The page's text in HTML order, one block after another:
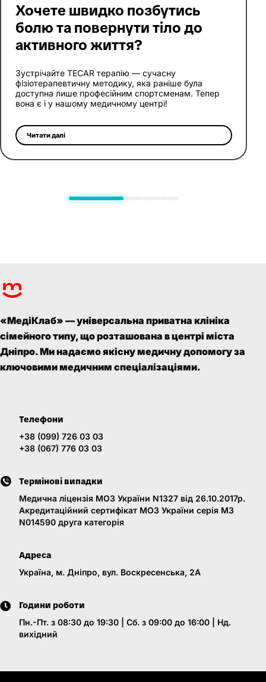
Хочете швидко позбутись
болю та повернути тіло до
активного життя?
Зустрічайте TECAR терапію — сучасну
фізіотерапевтичну методику, яка раніше була
доступна лише професійним спортсменам. Тепер
вона є і у нашому медичному центрі!
Читати далі
«МедіКлаб» — універсальна приватна клініка
сімейного типу, що розташована в центрі міста
Дніпро. Ми надаємо якісну медичну допомогу за
ключовими медичним спеціалізаціями.
Телефони
+38 (099) 726 03 03
+38 (067) 776 03 03
Адреса
Україна, м. Дніпро, вул. Воскресенська, 2A
Термінові випадки
Медична ліцензія МОЗ України N1327 від 26.10.2017р.
Акредитаційний сертифікат МОЗ України серія МЗ
N014590 друга категорія
Години роботи
Пн.-Пт. з 08:30 до 19:30 | Сб. з 09:00 до 16:00 | Нд.
вихідний